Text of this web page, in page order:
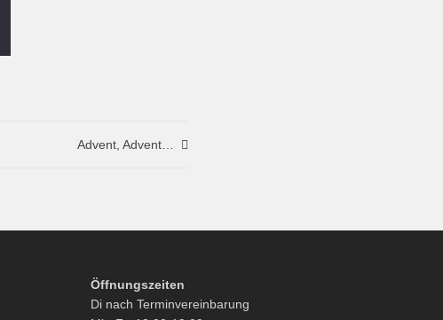
Advent, Advent…
Öffnungszeiten
Di nach Terminvereinbarung